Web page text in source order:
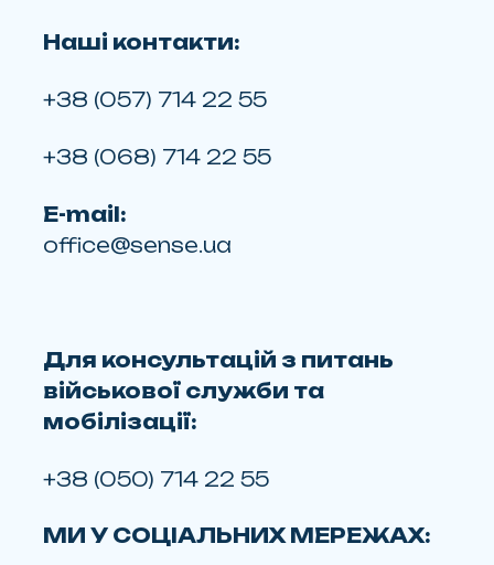
Наші контакти:
+38 (057) 714 22 55
+38 (068) 714 22 55
E-mail:
office@sense.ua
Для консультацій з питань
військової служби та
мобілізації:
+38 (050) 714 22 55
МИ У СОЦІАЛЬНИХ МЕРЕЖАХ: